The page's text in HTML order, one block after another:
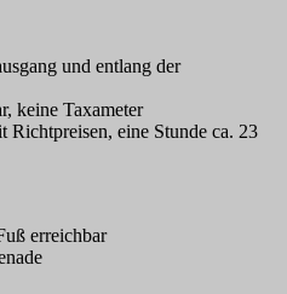
und entlang der
keine Taxameter
Richtpreisen, eine Stunde ca. 23
erreichbar